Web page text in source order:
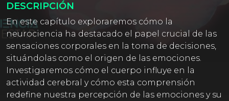
DESCRIPCIÓN
En este capítulo exploraremos cómo la
neurociencia ha destacado el papel crucial de las
sensaciones corporales en la toma de decisiones,
situándolas como el origen de las emociones.
Investigaremos cómo el cuerpo influye en la
actividad cerebral y cómo esta comprensión
redefine nuestra percepción de las emociones y su